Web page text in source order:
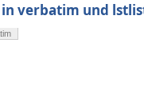
verbatim und